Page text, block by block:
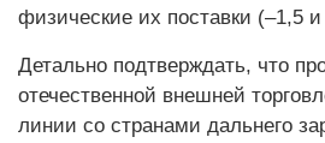
физические их поставки (–1,5
Детально подтверждать, что
отечественной внешней
линии со странами дальнего